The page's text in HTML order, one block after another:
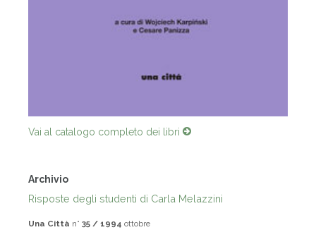
Vai al catalogo completo dei libri
Archivio
Risposte degli studenti di Carla Melazzini
Una Città n° 35 / 1994 ottobre